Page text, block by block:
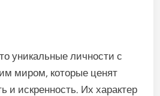
уникальные личности с
миром, которые ценят
и искренность. Их характер